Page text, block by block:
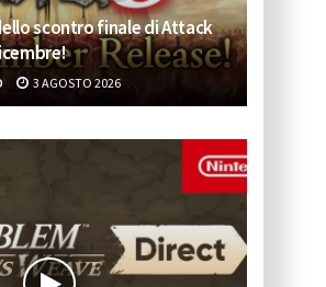
scontro finale di Attack
3 AGOSTO 2026